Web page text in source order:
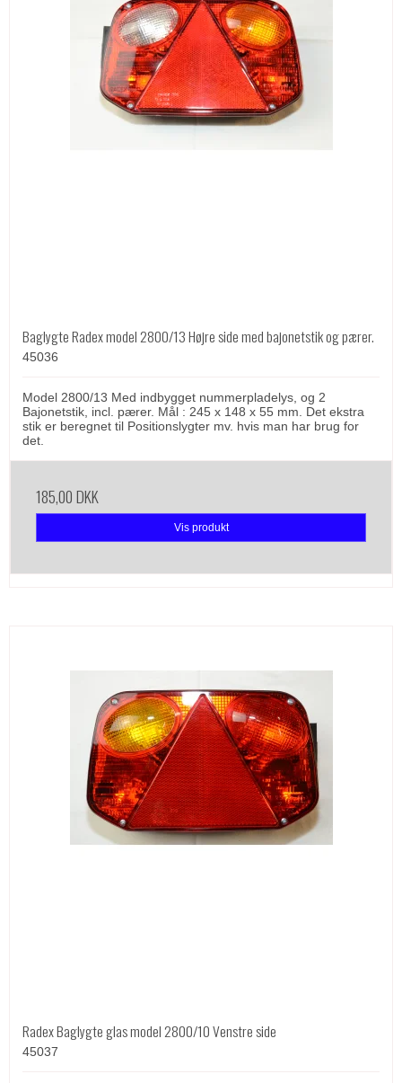
Baglygte Radex model 2800/13 Højre side med bajonetstik og pærer.
45036
Model 2800/13 Med indbygget nummerpladelys, og 2
Bajonetstik, incl. pærer. Mål : 245 x 148 x 55 mm. Det ekstra
stik er beregnet til Positionslygter mv. hvis man har brug for
det.
185,00 DKK
Vis produkt
Radex Baglygte glas model 2800/10 Venstre side
45037